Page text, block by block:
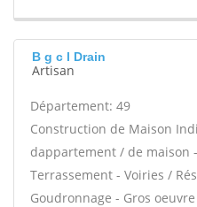
B g c l Drain
Artisan
Département: 49
Construction de Maison
dappartement / de maison
Terrassement - Voiries /
Goudronnage - Gros